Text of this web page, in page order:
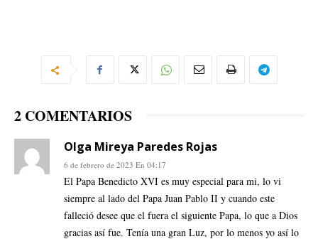
2 COMENTARIOS
Olga Mireya Paredes Rojas
6 de febrero de 2023 En 04:17
El Papa Benedicto XVI es muy especial para mi, lo vi
siempre al lado del Papa Juan Pablo II y cuando este
falleció desee que el fuera el siguiente Papa, lo que a Dios
gracias así fue. Tenía una gran Luz, por lo menos yo así lo